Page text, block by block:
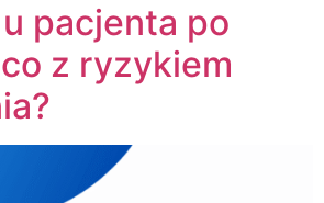
pacjenta po
z ryzykiem